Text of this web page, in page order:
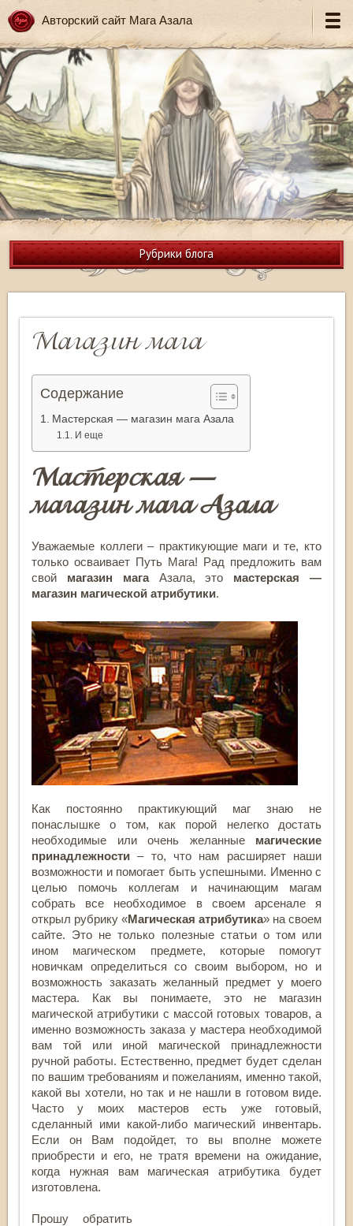
Авторский сайт Мага Азала
Рубрики блога
Магазин мага
Содержание
Мастерская — магазин мага Азала
И еще
Мастерская —
магазин мага Азала
Уважаемые коллеги – практикующие маги и те, кто
только осваивает Путь Мага! Рад предложить вам
свой магазин мага Азала, это мастерская —
магазин магической атрибутики.
Как постоянно практикующий маг знаю не
понаслышке о том, как порой нелегко достать
необходимые или очень желанные магические
принадлежности – то, что нам расширяет наши
возможности и помогает быть успешными. Именно с
целью помочь коллегам и начинающим магам
собрать все необходимое в своем арсенале я
открыл рубрику «Магическая атрибутика» на своем
сайте. Это не только полезные статьи о том или
ином магическом предмете, которые помогут
новичкам определиться со своим выбором, но и
возможность заказать желанный предмет у моего
мастера. Как вы понимаете, это не магазин
магической атрибутики с массой готовых товаров, а
именно возможность заказа у мастера необходимой
вам той или иной магической принадлежности
ручной работы. Естественно, предмет будет сделан
по вашим требованиям и пожеланиям, именно такой,
какой вы хотели, но так и не нашли в готовом виде.
Часто у моих мастеров есть уже готовый,
сделанный ими какой-либо магический инвентарь.
Если он Вам подойдет, то вы вполне можете
приобрести и его, не тратя времени на ожидание,
когда нужная вам магическая атрибутика будет
изготовлена.
Прошу обратить